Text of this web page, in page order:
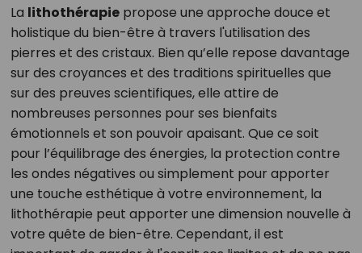
La lithothérapiepropose une approche douce et
holistique du bien-être à travers l'utilisation des
pierres et des cristaux. Bien qu’elle repose davantage
sur des croyances et des traditions spirituelles que
sur des preuves scientifiques, elle attire de
nombreuses personnes pour ses bienfaits
émotionnels et son pouvoir apaisant. Que ce soit
pour l’équilibrage des énergies, la protection contre
les ondes négatives ou simplement pour apporter
une touche esthétique à votre environnement, la
lithothérapie peut apporter une dimension nouvelle à
votre quête de bien-être. Cependant, il est